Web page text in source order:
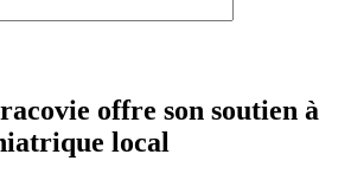
offre son soutien à
local